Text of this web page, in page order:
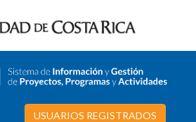
USUARIOS REGISTRADOS